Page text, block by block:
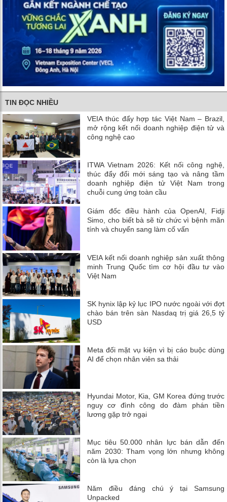
TIN ĐỌC NHIỀU
VEIA thúc đẩy hợp tác Việt Nam – Brazil,
mở rộng kết nối doanh nghiệp điện tử và
công nghệ cao
ITWA Vietnam 2026: Kết nối công nghệ,
thúc đẩy đổi mới sáng tạo và nâng tầm
doanh nghiệp điện tử Việt Nam trong
chuỗi cung ứng toàn cầu
Giám đốc điều hành của OpenAI, Fidji
Simo, cho biết bà sẽ từ chức vì bệnh mãn
tính và chuyển sang làm cố vấn
VEIA kết nối doanh nghiệp sản xuất thông
minh Trung Quốc tìm cơ hội đầu tư vào
Việt Nam
SK hynix lập kỷ lục IPO nước ngoài với đợt
chào bán trên sàn Nasdaq trị giá 26,5 tỷ
USD
Meta đối mặt vụ kiện vì bị cáo buộc dùng
AI để chọn nhân viên sa thải
Hyundai Motor, Kia, GM Korea đứng trước
nguy cơ đình công do đàm phán tiền
lương gặp trở ngại
Mục tiêu 50.000 nhân lực bán dẫn đến
năm 2030: Tham vọng lớn nhưng không
còn là lựa chọn
Năm điều đáng chú ý tại Samsung
Unpacked